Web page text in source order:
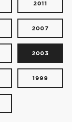
2011
2007
2003
1999